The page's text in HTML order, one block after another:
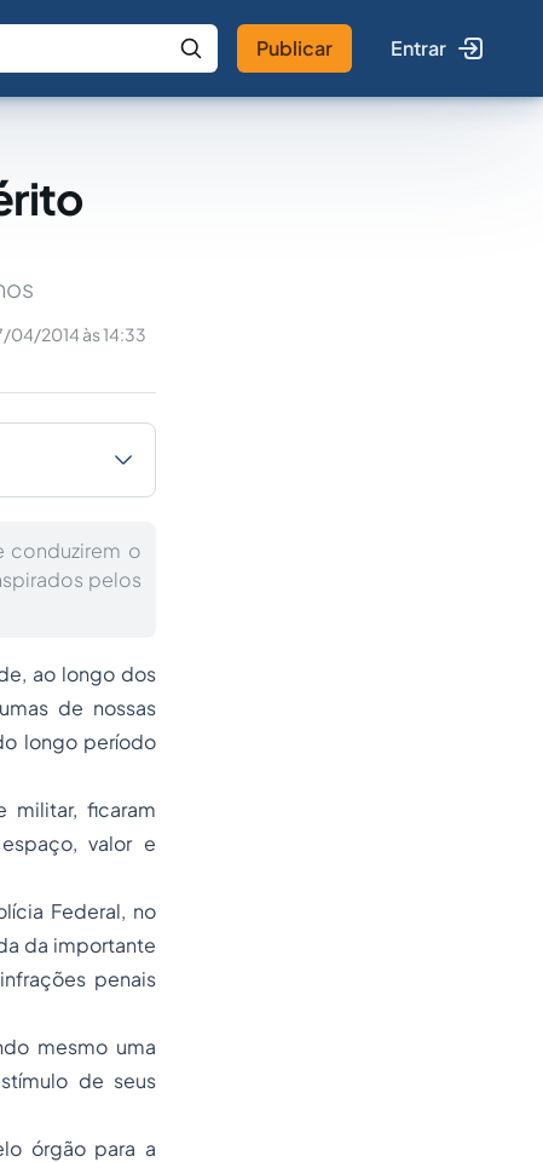
IA Buscar no Jus
Publicar Entrar
04/2014 às 14:33
conduzirem o
pelos
ao longo dos
de nossas
longo período
militar, ficaram
valor e
Federal, no
da importante
penais
mesmo uma
de seus
órgão para a